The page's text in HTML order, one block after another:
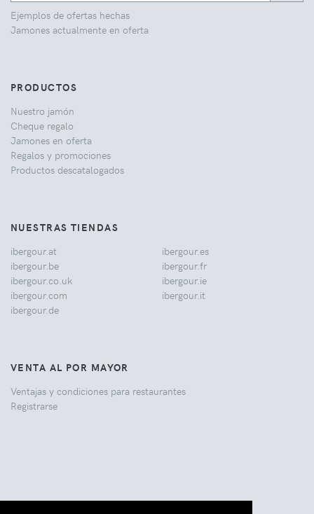
Ejemplos de ofertas hechas
Jamones actualmente en oferta
PRODUCTOS
Nuestro jamón
Cheque regalo
Jamones en oferta
Regalos y promociones
Productos descatalogados
NUESTRAS TIENDAS
ibergour.at
ibergour.be
ibergour.co.uk
ibergour.com
ibergour.de
ibergour.es
ibergour.fr
ibergour.ie
ibergour.it
VENTA AL POR MAYOR
Ventajas y condiciones para restaurantes
Registrarse